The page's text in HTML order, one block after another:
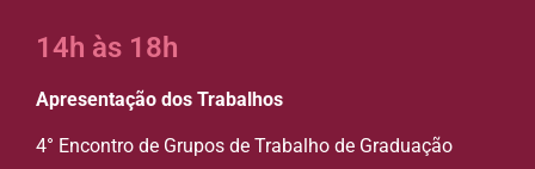
14h às 18h
Apresentação dos Trabalhos
4° Encontro de Grupos de Trabalho de Graduação